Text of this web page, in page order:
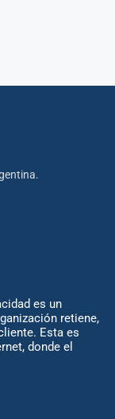
es un
retiene,
Esta es
donde el